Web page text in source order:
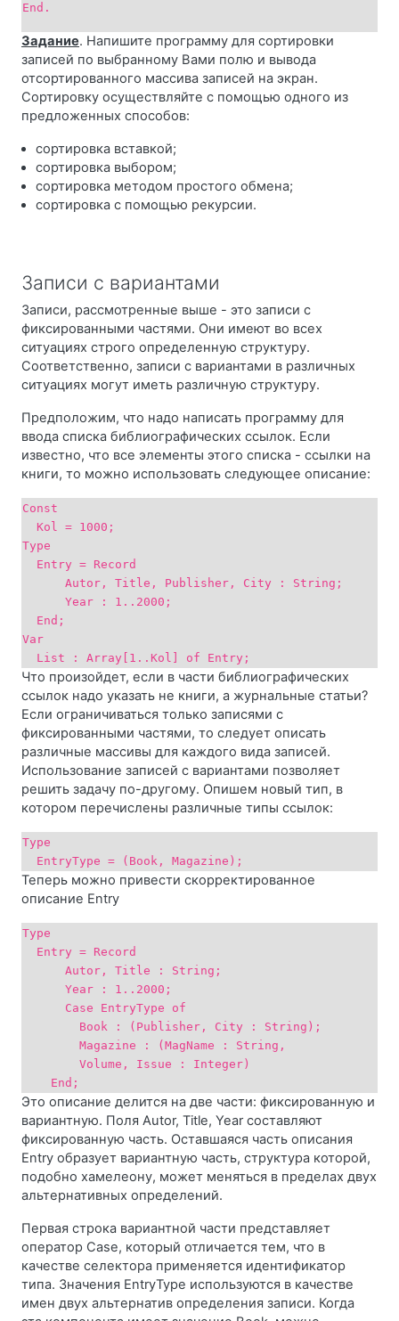
End.
Задание. Напишите программу для сортировки
записей по выбранному Вами полю и вывода
отсортированного массива записей на экран.
Сортировку осуществляйте с помощью одного из
предложенных способов:
сортировка вставкой;
сортировка выбором;
сортировка методом простого обмена;
сортировка с помощью рекурсии.
Записи с вариантами
Записи, рассмотренные выше - это записи с
фиксированными частями. Они имеют во всех
ситуациях строго определенную структуру.
Соответственно, записи с вариантами в различных
ситуациях могут иметь различную структуру.
Предположим, что надо написать программу для
ввода списка библиографических ссылок. Если
известно, что все элементы этого списка - ссылки на
книги, то можно использовать следующее описание:
Const
Kol = 1000;
Type
Entry = Record
Autor, Title, Publisher, City : String;
Year : 1..2000;
End;
Var
List : Array[1..Kol] of Entry;
Что произойдет, если в части библиографических
ссылок надо указать не книги, а журнальные статьи?
Если ограничиваться только записями с
фиксированными частями, то следует описать
различные массивы для каждого вида записей.
Использование записей с вариантами позволяет
решить задачу по-другому. Опишем новый тип, в
котором перечислены различные типы ссылок:
Type
EntryType = (Book, Magazine);
Теперь можно привести скорректированное
описание Entry
Type
Entry = Record
Autor, Title : String;
Year : 1..2000;
Case EntryType of
Book : (Publisher, City : String);
Magazine : (MagName : String,
Volume, Issue : Integer)
End;
Это описание делится на две части: фиксированную и
вариантную. Поля Autor, Title, Year составляют
фиксированную часть. Оставшаяся часть описания
Entry образует вариантную часть, структура которой,
подобно хамелеону, может меняться в пределах двух
альтернативных определений.
Первая строка вариантной части представляет
оператор Case, который отличается тем, что в
качестве селектора применяется идентификатор
типа. Значения EntryType используются в качестве
имен двух альтернатив определения записи. Когда